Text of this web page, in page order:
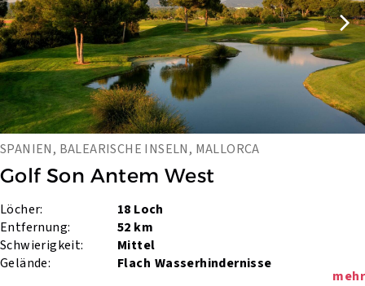
SPANIEN, BALEARISCHE INSELN, MALLORCA
Golf Son Antem West
Löcher:
18 Loch
Entfernung:
52 km
Schwierigkeit:
Mittel
Gelände:
Flach Wasserhindernisse
mehr